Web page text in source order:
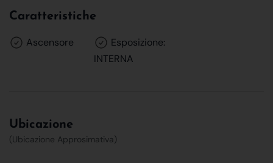
Caratteristiche
Ascensore
Esposizione:
INTERNA
Ubicazione
(Ubicazione Approsimativa)